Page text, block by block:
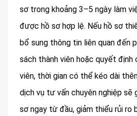
sơ trong khoảng 3–5 ngày làm
được hồ sơ hợp lệ. Nếu hồ sơ
bổ sung thông tin liên quan đến
sách thành viên hoặc quyết định
viên, thời gian có thể kéo dài
dịch vụ tư vấn chuyên nghiệp sẽ
sơ ngay từ đầu, giảm thiểu rủi ro